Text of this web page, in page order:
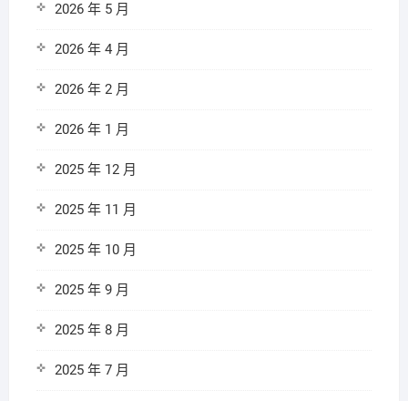
2026 年 5 月
2026 年 4 月
2026 年 2 月
2026 年 1 月
2025 年 12 月
2025 年 11 月
2025 年 10 月
2025 年 9 月
2025 年 8 月
2025 年 7 月